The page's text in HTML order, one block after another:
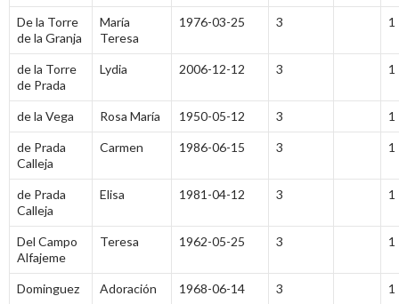
De la Torre
de la Granja
María
Teresa
1976-03-25 3 1
de la Torre
de Prada
Lydia 2006-12-12 3 1
de la Vega Rosa María 1950-05-12 3 1
de Prada
Calleja
Carmen 1986-06-15 3 1
de Prada
Calleja
Elisa 1981-04-12 3 1
Del Campo
Alfajeme
Teresa 1962-05-25 3 1
Dominguez Adoración 1968-06-14 3 1